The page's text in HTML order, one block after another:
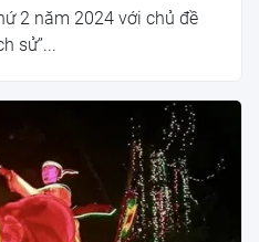
2 năm 2024 với chủ đề
sử”...